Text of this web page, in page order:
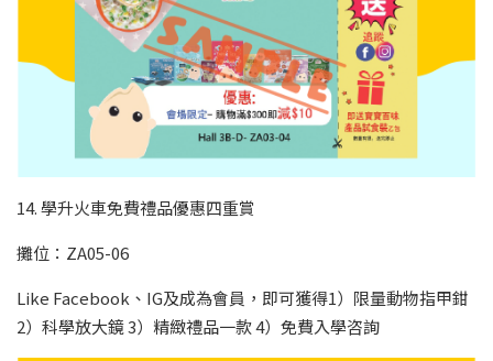
14. 學升火車免費禮品優惠四重賞
攤位：ZA05-06
Like Facebook、IG及成為會員，即可獲得1）限量動物指甲鉗
2）科學放大鏡 3）精緻禮品一款 4）免費入學咨詢